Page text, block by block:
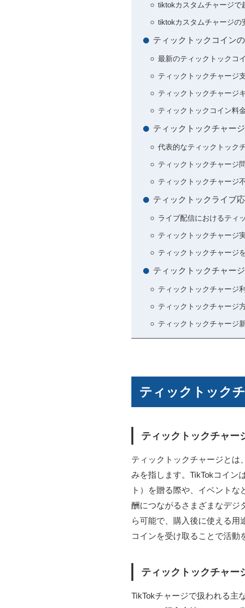
tiktokカスタムチャージで
tiktokカスタムチャージの
ティックトックコイン
最新のティックトックコ
ティックトックチャージ
ティックトックチャージ
ティックトックコイン料
ティックトックチャー
代表的なティックトック
ティックトックチャージ
ティックトックチャージ
ティックトックライブ
ライブ配信におけるティ
ティックトックチャージ
ティックトックチャージ
ティックトックチャー
ティックトックチャージ
ティックトックチャージ
ティックトックチャージ
ティックトック
ティックトックチャー
ティックトックチャージとは
みを指します。TikTokコイン
ト）を贈る際や、イベント
酬につながるさまざまなデジ
ら可能で、購入後に使える
コインを受け取ることで活動
ティックトックチャー
TikTokチャージで扱われる主